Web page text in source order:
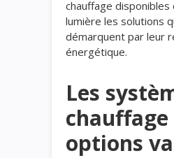
chauffage
lumière les solutions
démarquent par leur
énergétique.
Les
chauffage
options